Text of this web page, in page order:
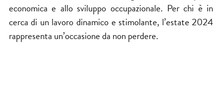
economica e allo sviluppo occupazionale. Per chi è in
cerca di un lavoro dinamico e stimolante, l’estate 2024
rappresenta un’occasione da non perdere.